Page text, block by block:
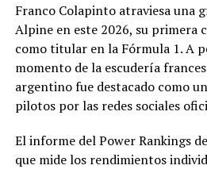
modificación vinculada a la
empresa que obtuvo la
La novedad se conoce mientras
continúa envuelta en una
jurídica. El proceso mediante el
busca determinar si existieron
licitación impulsada por el
Franco Colapinto atraviesa una
Alpine en este 2026, su primera
como titular en la Fórmula 1. A
momento de la escudería
argentino fue destacado como
pilotos por las redes sociales
El informe del Power Rankings
que mide los rendimientos